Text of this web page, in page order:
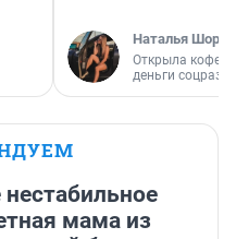
Наталья
Открыла
деньги
мама из